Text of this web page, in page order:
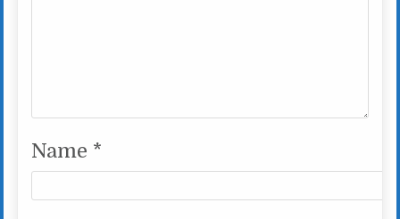
Name *